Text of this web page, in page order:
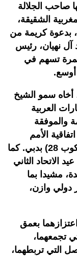
صاحب الجلالة
الشقيقة،
بدعوة كريمة من
نهيان، رئيس
تسهم في
أوسع.
أخاه سمو الشيخ
العربية
والموفقة
الأمم
المتحدة الإطارية المتعلقة بتغير المناخ (كوب 28) بدبي. كما
الاتحاد الثاني
مشيدا بما
وازن،
بعمق
تجمعهما،
التي تربطهما،